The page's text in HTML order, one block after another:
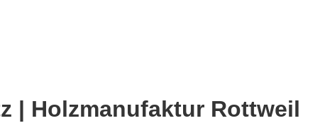
| Holzmanufaktur Rottweil